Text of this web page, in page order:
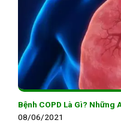
Bệnh COPD Là Gì? Những
08/06/2021